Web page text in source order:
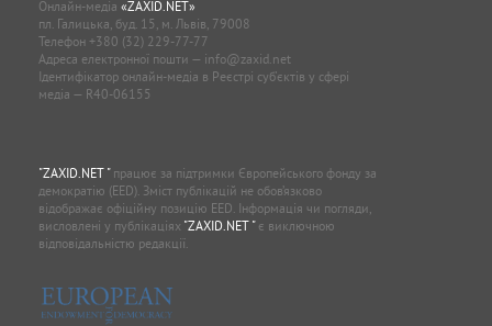
Онлайн-медіа «ZAXID.NET»
пл. Галицька, буд. 15, м. Львів, 79008
Телефон +380 (32) 229-77-77
Адреса електронної пошти — info@zaxid.net
Ідентифікатор онлайн-медіа в Реєстрі суб'єктів у сфері
медіа — R40-06155
"ZAXID.NET "працює за підтримки Європейського фонду за
демократію (EED). Зміст публікацій не обов’язково
відображає офіційну позицію EED. Інформація чи погляди,
висловлені у публікаціях "ZAXID.NET "є виключною
відповідальністю редакції.